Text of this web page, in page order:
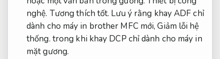
nghệ. Tương thích tốt. Lưu ý rằng khay ADF chỉ
dành cho máy in brother MFC mới,Giảm lỗi hệ
thống. trong khi khay DCP chỉ dành cho máy in
mặt gương.